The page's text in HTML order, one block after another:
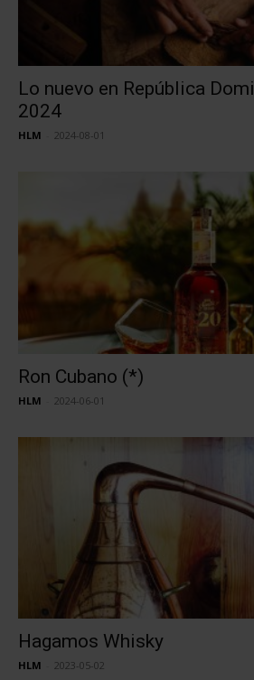
Lo nuevo en República
2024
HLM 2024-08-01
Ron Cubano (*)
HLM 2024-06-01
Hagamos Whisky
HLM 2023-05-02